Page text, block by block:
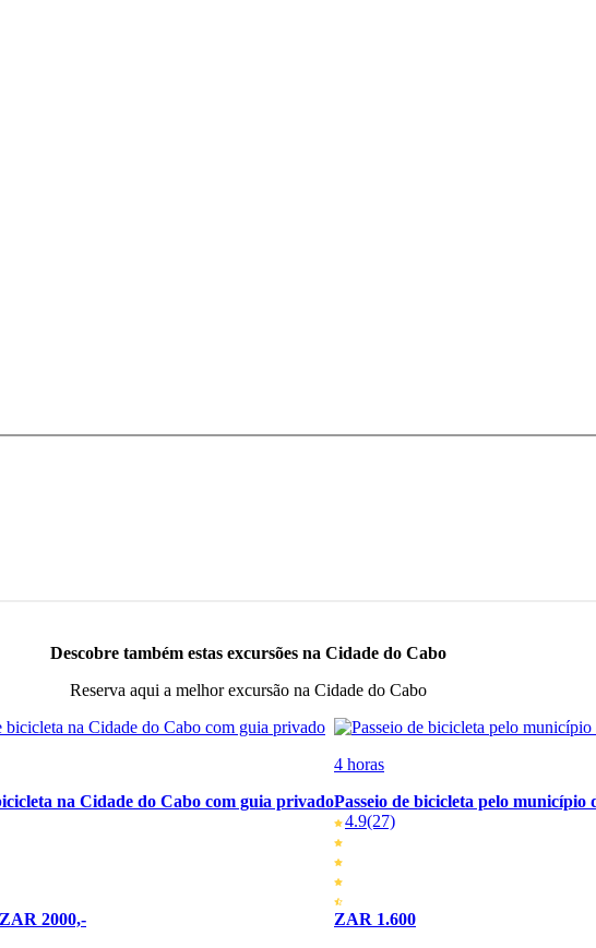
Descobre também estas excursões na Cidade do Cabo
Reserva aqui a melhor excursão na Cidade do Cabo
na Cidade do Cabo com guia privado
2000,-
4 horas
Passeio de bicicleta pelo município
4.9(27)
ZAR 1.600